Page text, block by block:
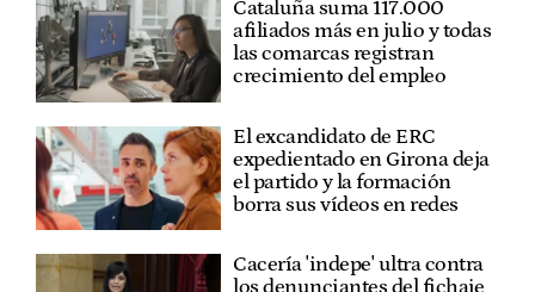
Cataluña suma 117.000
afiliados más en julio y todas
las comarcas registran
crecimiento del empleo
El excandidato de ERC
expedientado en Girona deja
el partido y la formación
borra sus vídeos en redes
Cacería 'indepe' ultra contra
los denunciantes del fichaje